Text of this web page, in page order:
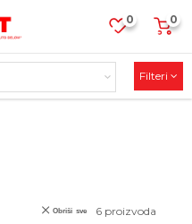
0
0
Filteri
6 proizvoda
Obriši sve